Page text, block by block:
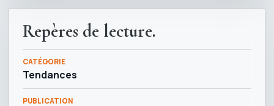
Repères de lecture.
CATÉGORIE
Tendances
PUBLICATION